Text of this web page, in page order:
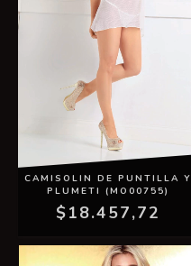
CAMISOLIN DE PUNTILLA Y
PLUMETI (MO00755)
$18.457,72